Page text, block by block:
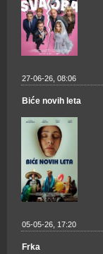
27-06-26, 08:06
Biće novih leta
05-05-26, 17:20
Frka